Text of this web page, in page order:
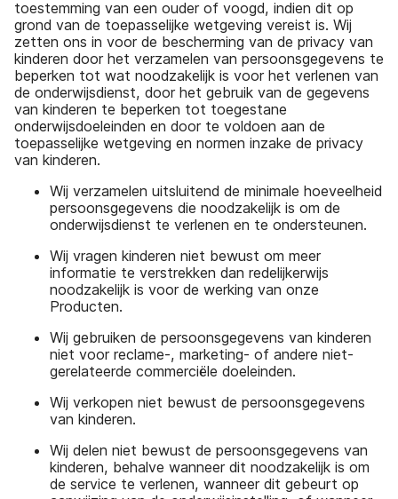
toestemming van een ouder of voogd, indien dit op
grond van de toepasselijke wetgeving vereist is. Wij
zetten ons in voor de bescherming van de privacy van
kinderen door het verzamelen van persoonsgegevens te
beperken tot wat noodzakelijk is voor het verlenen van
de onderwijsdienst, door het gebruik van de gegevens
van kinderen te beperken tot toegestane
onderwijsdoeleinden en door te voldoen aan de
toepasselijke wetgeving en normen inzake de privacy
van kinderen.
Wij verzamelen uitsluitend de minimale hoeveelheid
persoonsgegevens die noodzakelijk is om de
onderwijsdienst te verlenen en te ondersteunen.
Wij vragen kinderen niet bewust om meer
informatie te verstrekken dan redelijkerwijs
noodzakelijk is voor de werking van onze
Producten.
Wij gebruiken de persoonsgegevens van kinderen
niet voor reclame-, marketing- of andere niet-
gerelateerde commerciële doeleinden.
Wij verkopen niet bewust de persoonsgegevens
van kinderen.
Wij delen niet bewust de persoonsgegevens van
kinderen, behalve wanneer dit noodzakelijk is om
de service te verlenen, wanneer dit gebeurt op